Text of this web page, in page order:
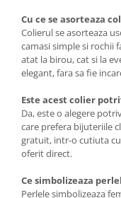
Cu ce se asorteaza
Colierul se asorteaza
camasi simple si rochii
atat la birou, cat si la
elegant, fara sa fie
Este acest colier
Da, este o alegere
care prefera bijuteriile
gratuit, intr-o cutiuta
oferit direct.
Ce simbolizeaza
Perlele simbolizeaza